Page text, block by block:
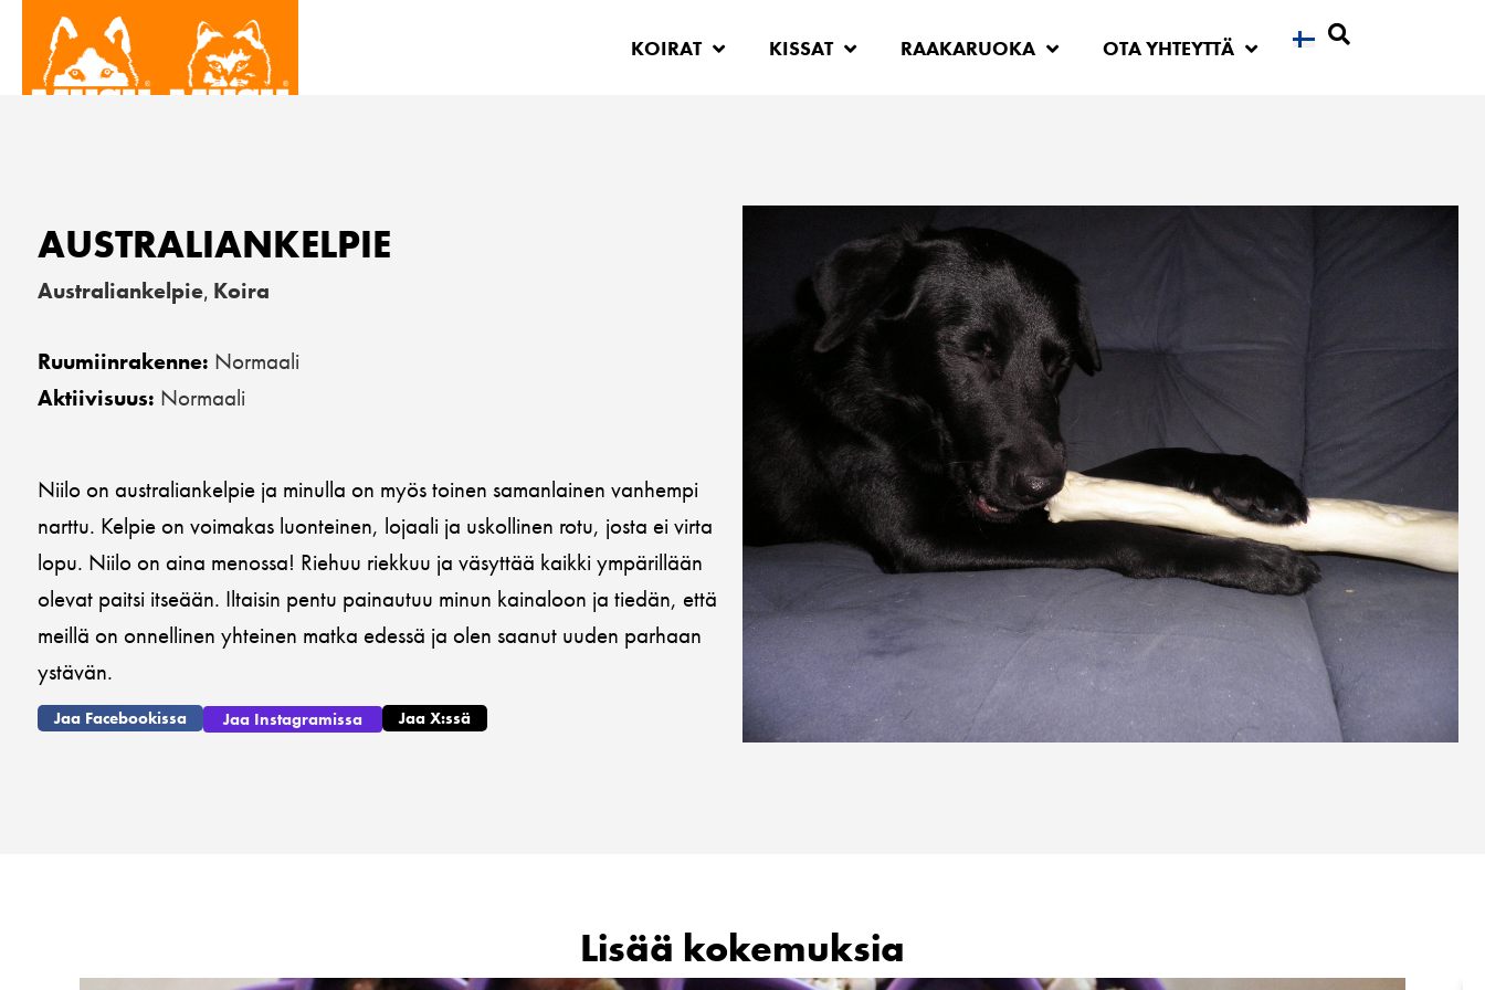
KOIRAT KISSAT RAAKARUOKA OTA YHTEYTTÄ
AUSTRALIANKELPIE
Australiankelpie, Koira
Ruumiinrakenne: Normaali
Aktiivisuus: Normaali
Niilo on australiankelpie ja minulla on myös toinen samanlainen vanhempi
narttu. Kelpie on voimakas luonteinen, lojaali ja uskollinen rotu, josta ei virta
lopu. Niilo on aina menossa! Riehuu riekkuu ja väsyttää kaikki ympärillään
olevat paitsi itseään. Iltaisin pentu painautuu minun kainaloon ja tiedän, että
meillä on onnellinen yhteinen matka edessä ja olen saanut uuden parhaan
ystävän.
Jaa Facebookissa Jaa Instagramissa Jaa X:ssä
Lisää kokemuksia